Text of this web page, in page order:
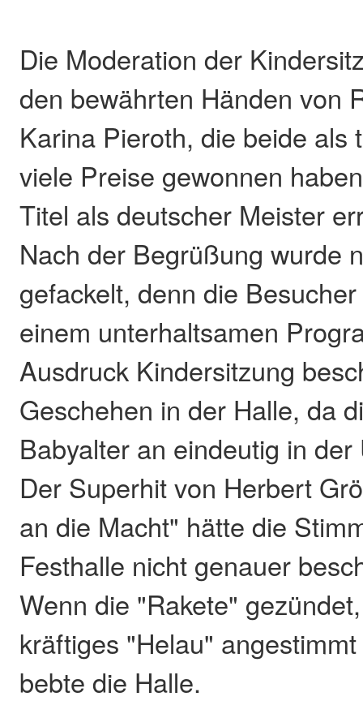
Die Moderation der
den bewährten Händen von
Karina Pieroth, die beide als
viele Preise gewonnen
Titel als deutscher Meister
Nach der Begrüßung wurde
gefackelt, denn die
einem unterhaltsamen
Ausdruck Kindersitzung
Geschehen in der Halle, da
Babyalter an eindeutig in
Der Superhit von Herbert
an die Macht" hätte die
Festhalle nicht genauer
Wenn die "Rakete"
kräftiges "Helau"
bebte die Halle.